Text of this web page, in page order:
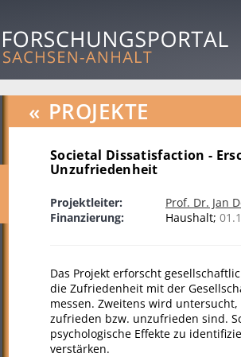
« PROJEKTE
Societal Dissatisfaction -
Unzufriedenheit
Projektleiter:
Prof. Dr. Jan
Finanzierung:
Haushalt;
Das Projekt erforscht
die Zufriedenheit mit der
messen. Zweitens wird
zufrieden bzw. unzufrieden sind.
psychologische Effekte zu
verstärken.